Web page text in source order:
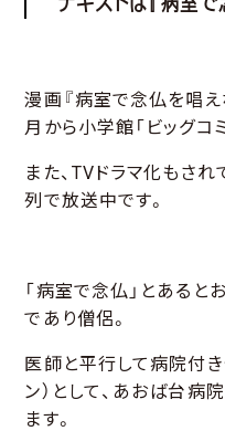
漫画『病室で念仏を唱え
月から小学館「ビッグコ
また、TVドラマ化もさ
列で放送中です。
「病室で念仏」とあると
であり僧侶。
医師と平行して病院付き
ン）として、あおば台病
ます。